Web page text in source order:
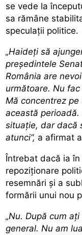
se vede la
sa rămâne
speculații politice.
„Haideţi să
preşedintele
România are
următoare. Nu
Mă concentrez
această
situaţie, dar dacă
atunci”, a afirmat
Întrebat dacă ia
repoziționare
resemnări și a
formării unui nou
„Nu. După cum
general. Nu am